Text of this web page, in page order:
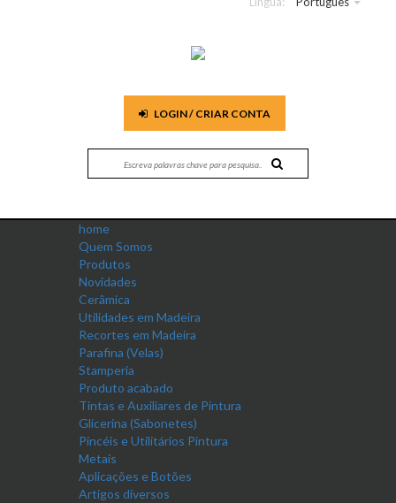
LOGIN / CRIAR CONTA
home
Quem Somos
Produtos
Novidades
Cerâmica
Utilidades em Madeira
Recortes em Madeira
Parafina (Velas)
Stamperia
Produto acabado
Tintas e Auxiliares de Pintura
Glicerina (Sabonetes)
Pincéis e Utilitários Pintura
Metais
Aplicações e Botões
Artigos diversos